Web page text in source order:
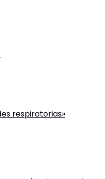
respiratorias»